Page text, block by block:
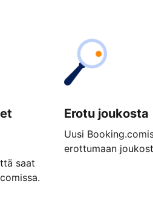
saat
Erotu joukosta
Uusi
erottumaan